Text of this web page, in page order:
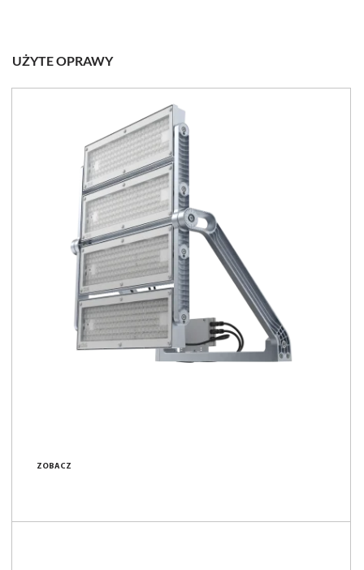
UŻYTE OPRAWY
ZOBACZ